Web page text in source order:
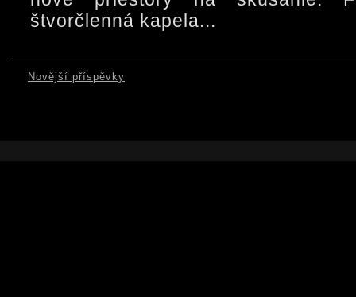
štvorčlenná kapela...
Novější příspěvky